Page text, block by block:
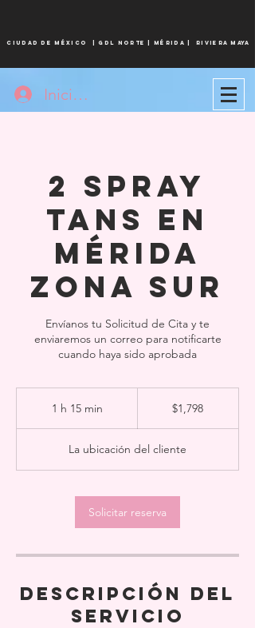
CIUDAD DE MÉXICO Gdl norte |MÉRIDA | Riviera maya
Iniciar sesión
2 Spray
Tans en
Mérida
Zona Sur
Envíanos tu Solicitud de Cita y te
enviaremos un correo para notificarte
cuando haya sido aprobada
1 h 15 min
5
i
n
mexicanos$1,798
La ubicación del cliente
Solicitar reserva
Descripción del
servicio